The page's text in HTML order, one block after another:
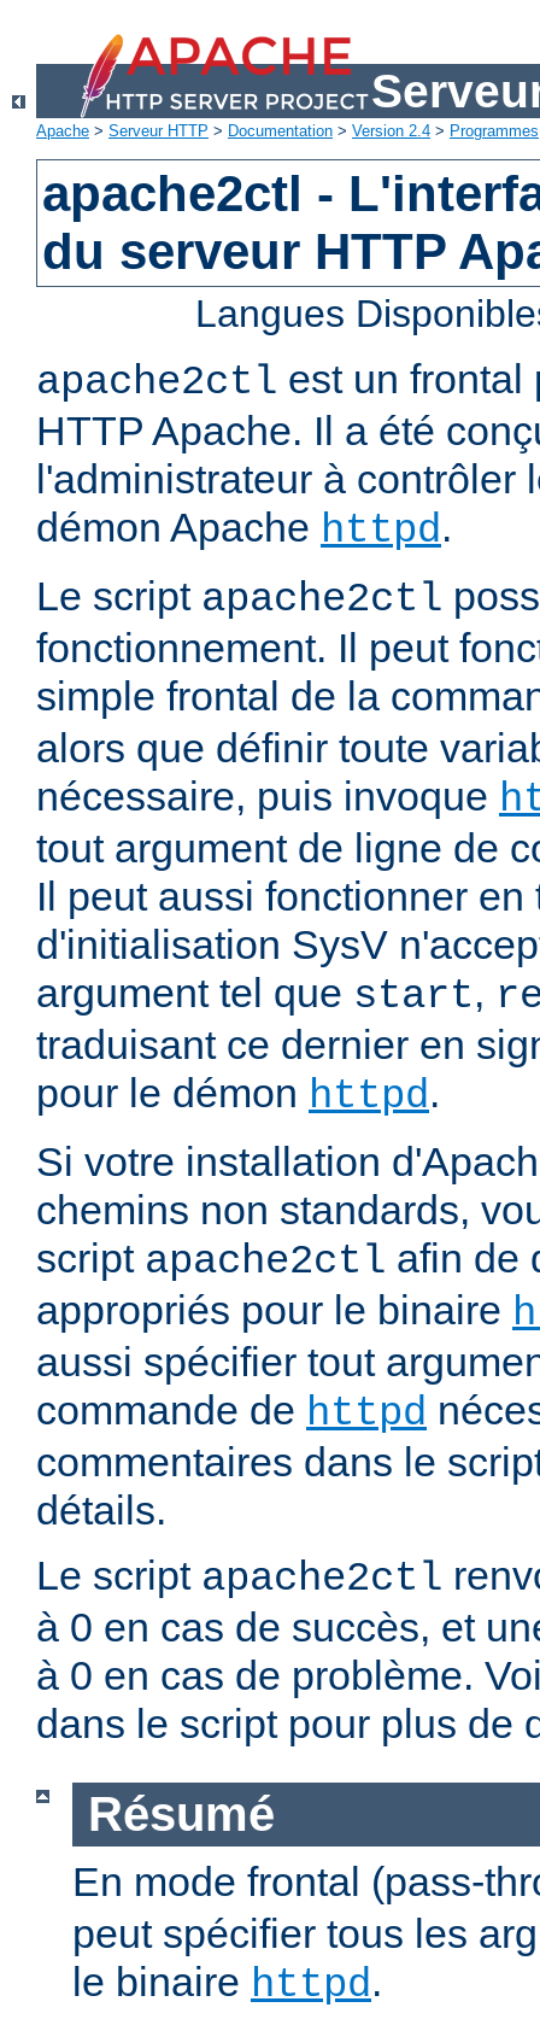
Apache > Serveur HTTP > Documentation > Version 2.4 > Programmes
apache2ctl -
du serveur HTTP
Langues
apache2ctl est un frontal
HTTP Apache. Il a été
l'administrateur à contrôler
démon Apache httpd.
Le script apache2ctl
fonctionnement. Il peut
simple frontal de la
alors que définir toute
nécessaire, puis invoque
tout argument de ligne de
Il peut aussi fonctionner en
d'initialisation SysV
argument tel que start,
traduisant ce dernier en
pour le démon httpd.
Si votre installation
chemins non standards,
script apache2ctl afin de
appropriés pour le binaire
aussi spécifier tout
commande de httpd
commentaires dans le
détails.
Le script apache2ctl
à 0 en cas de succès, et
à 0 en cas de problème.
dans le script pour plus de
Résumé
En mode frontal (pass-
peut spécifier tous les
le binaire httpd.